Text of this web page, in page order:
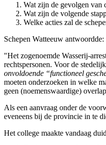
Wat zijn de gevolgen van
Wat zijn de volgende
Welke acties zal de
Schepen Watteeuw antwoordde:
"Het zogenoemde Wasserij-
rechtspersonen. Voor de
onvoldoende “functioneel
moeten onderzoeken in welke
geen (noemenswaardige)
Als een aanvraag onder de
eveneens bij de provincie in te
Het college maakte vandaag